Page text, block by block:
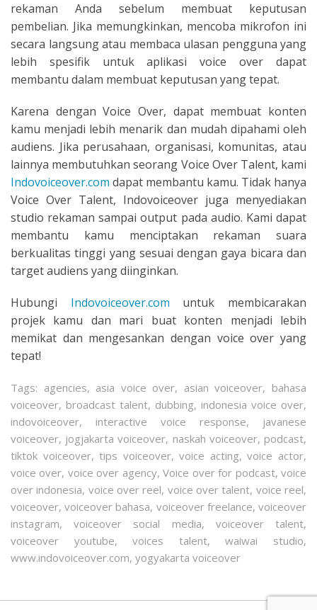
rekaman Anda sebelum membuat keputusan
pembelian. Jika memungkinkan, mencoba mikrofon ini
secara langsung atau membaca ulasan pengguna yang
lebih spesifik untuk aplikasi voice over dapat
membantu dalam membuat keputusan yang tepat.
Karena dengan Voice Over, dapat membuat konten
kamu menjadi lebih menarik dan mudah dipahami oleh
audiens. Jika perusahaan, organisasi, komunitas, atau
lainnya membutuhkan seorang Voice Over Talent, kami
Indovoiceover.com dapat membantu kamu. Tidak hanya
Voice Over Talent, Indovoiceover juga menyediakan
studio rekaman sampai output pada audio. Kami dapat
membantu kamu menciptakan rekaman suara
berkualitas tinggi yang sesuai dengan gaya bicara dan
target audiens yang diinginkan.
Hubungi Indovoiceover.com untuk membicarakan
projek kamu dan mari buat konten menjadi lebih
memikat dan mengesankan dengan voice over yang
tepat!
Tags: agencies, asia voice over, asian voiceover, bahasa
voiceover, broadcast talent, dubbing, indonesia voice over,
indovoiceover, interactive voice response, javanese
voiceover, jogjakarta voiceover, naskah voiceover, podcast,
tiktok voiceover,tips voiceover,voice acting,voice actor,
voice over, voice over agency,Voice over for podcast,voice
over indonesia, voice over reel, voice over talent, voice reel,
voiceover,voiceover bahasa, voiceover freelance,voiceover
instagram,voiceover social media, voiceover talent,
voiceover youtube,voices talent,waiwai studio,
www.indovoiceover.com, yogyakarta voiceover